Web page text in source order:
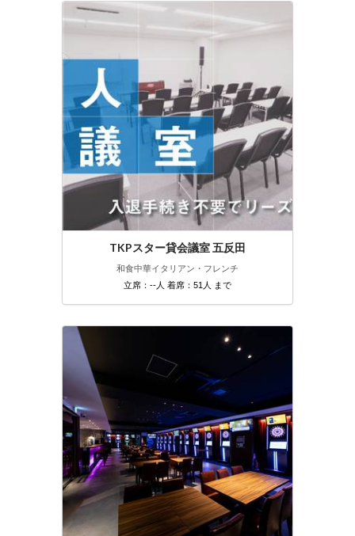
TKPスター貸会議室 五反田
和食中華イタリアン・フレンチ
立席：--人 着席：51人 まで